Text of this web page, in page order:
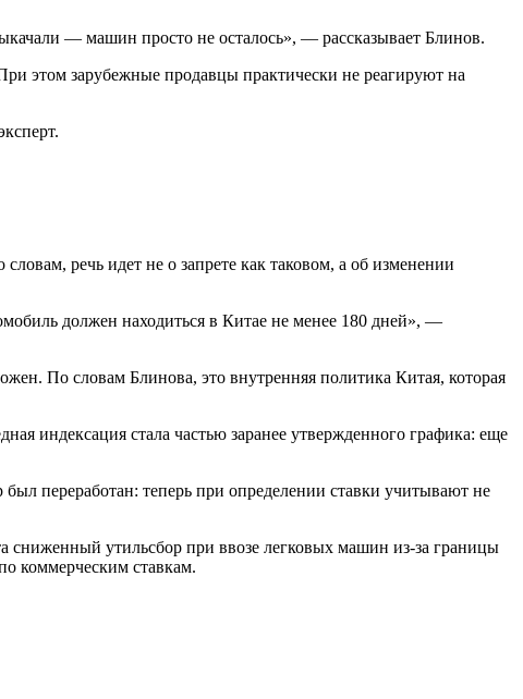
— машин просто не осталось», — рассказывает Блинов.
этом зарубежные продавцы практически не реагируют на
речь идет не о запрете как таковом, а об изменении
должен находиться в Китае не менее 180 дней», —
По словам Блинова, это внутренняя политика Китая, которая
индексация стала частью заранее утвержденного графика: еще
переработан: теперь при определении ставки учитывают не
сниженный утильсбор при ввозе легковых машин из-за границы
коммерческим ставкам.